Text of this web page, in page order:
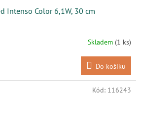
Intenso Color 6,1W, 30 cm
Skladem (1 ks)
Do košíku
Kód: 116243